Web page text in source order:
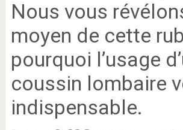
Nous vous
moyen de cette
pourquoi l’usage
coussin lombaire
indispensable.